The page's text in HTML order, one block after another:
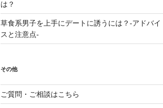
は？
草食系男子を上手にデートに誘うには？-アドバイ
スと注意点-
その他
ご質問・ご相談はこちら